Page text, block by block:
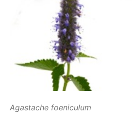
Agastache foeniculum